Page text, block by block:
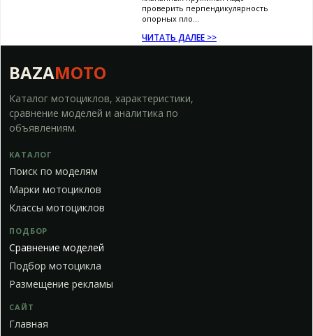
проверить перпендикулярность
опорных пло...
ЧИТАТЬ ДАЛЕЕ >>
BAZAMOTO
Каталог мотоциклов, характеристики,
сравнение моделей и аналитика по
объявлениям.
КАТАЛОГ
Поиск по моделям
Марки мотоциклов
Классы мотоциклов
ПОДБОР
Сравнение моделей
Подбор мотоцикла
Размещение рекламы
САЙТ
Главная